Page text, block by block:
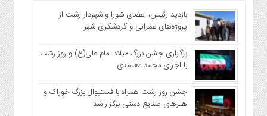
خصوصی
اخبار
سایت
سیاست
حفظ
حریم
خصوصی
بازدید رئیس، اعضای شورا و شهردار رشت از
پروژه‌های عمرانی و گردشگری شهر
برگزاری جشن بزرگ میلاد امام علی(ع) و روز رشت
با اجرای محمد معتمدی
جشن روز رشت همراه با فستیوال بزرگ خوراک و
هنرهای صنایع دستی برگزار شد